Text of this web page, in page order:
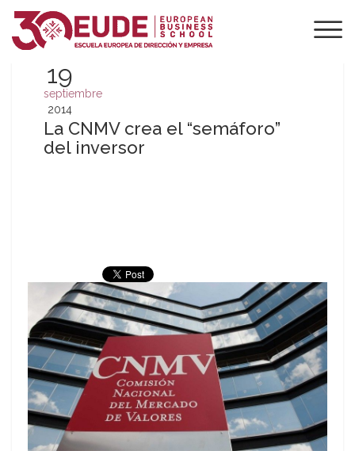
19
septiembre
2014
La CNMV crea el “semáforo”
del inversor